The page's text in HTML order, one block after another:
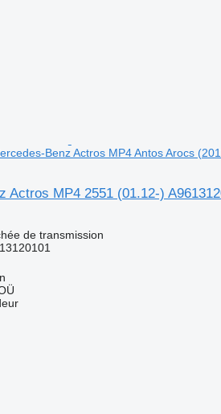
Benz Actros MP4 Antos Arocs
Actros MP4 2551 (01.12-)
de transmission